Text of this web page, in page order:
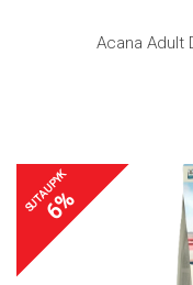
Acana Adult
SUTAUPYK
6%